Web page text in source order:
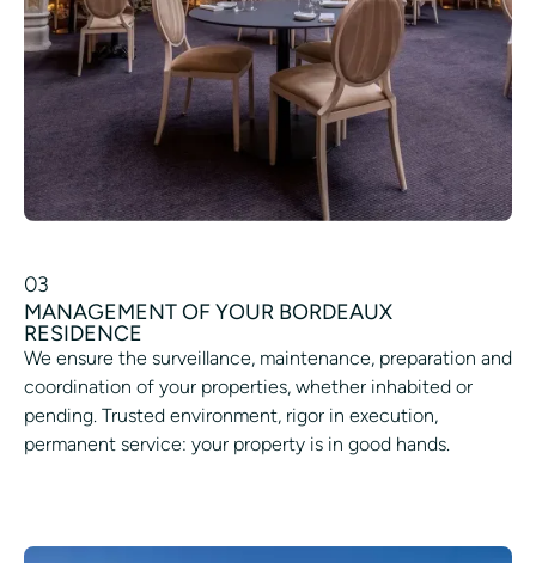
03
MANAGEMENT OF YOUR BORDEAUX
RESIDENCE
We ensure the surveillance, maintenance, preparation and
coordination of your properties, whether inhabited or
pending. Trusted environment, rigor in execution,
permanent service: your property is in good hands.